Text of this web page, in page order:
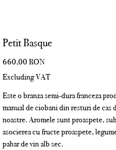
Petit Basque
Price
660,00 RON
Excluding VAT
Este o branza semi-dura franceza
manual de ciobani din resturi de
noastre. Aromele sunt proaspete,
asocierea cu fructe proaspete,
pahar de vin alb sec.